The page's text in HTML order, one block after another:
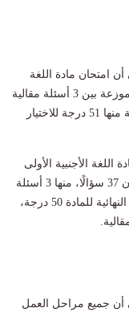
أن امتحان مادة اللغة
الأجنبية الأولى، يشتمل الامتحان على 42 سؤالًا، موزعة بين 3 أسئلة مقالية
و39 سؤال اختيار من متعدد مخصص لها 60، درجة منها 51 درجة للاختيار
اللغة الأجنبية الأولى
لطلاب الثانوية العامة بالنظام القديم يضم الامتحان 37 سؤالًا، منها 3 أسئلة
مقالية و34 سؤال اختيار من متعدد، وتبلغ الدرجة النهائية للمادة 50 درجة،
أن جميع مراحل العمل